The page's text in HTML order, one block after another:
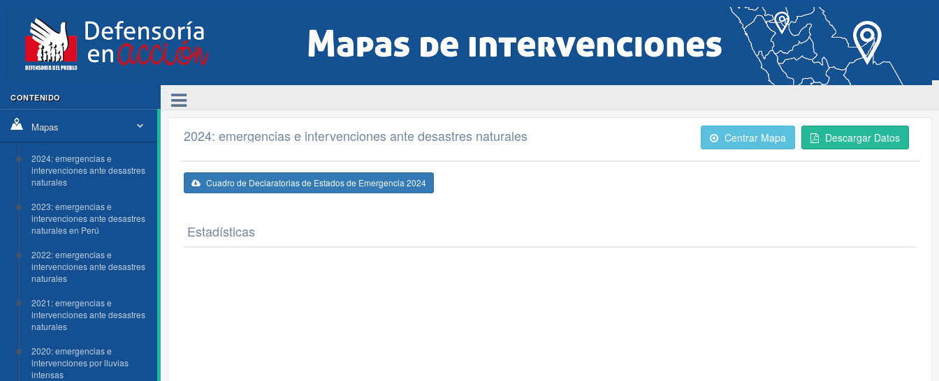
CONTENIDO
Mapas
2024: emergencias e
intervenciones ante desastres
naturales
2023: emergencias e
intervenciones ante desastres
naturales en Perú
2022: emergencias e
intervenciones ante desastres
naturales
2021: emergencias e
intervenciones ante desastres
naturales
2020: emergencias e
intervenciones por lluvias
intensas
2024: emergencias e intervenciones ante desastres naturales Centrar Mapa Descargar Datos
Cuadro de Declaratorias de Estados de Emergencia 2024
Estadísticas